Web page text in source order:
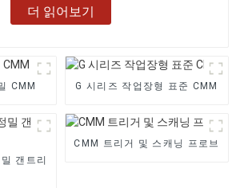
더 읽어보기
CMM G 시리즈 작업장형 표준 CMM
갠트리
CMM 트리거 및 스캐닝 프로브